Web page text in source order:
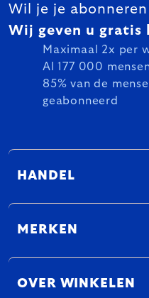
Wil je je
Wij geven u gratis
Maximaal 2x per
Al 177 000
85% van de
geabonneerd
HANDEL
MERKEN
OVER WINKELEN